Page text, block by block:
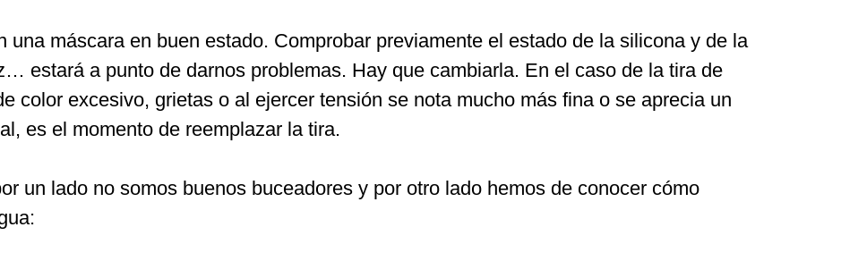
una máscara en buen estado. Comprobar previamente el estado de la silicona y de la
estará a punto de darnos problemas. Hay que cambiarla. En el caso de la tira de
color excesivo, grietas o al ejercer tensión se nota mucho más fina o se aprecia un
es el momento de reemplazar la tira.
un lado no somos buenos buceadores y por otro lado hemos de conocer cómo